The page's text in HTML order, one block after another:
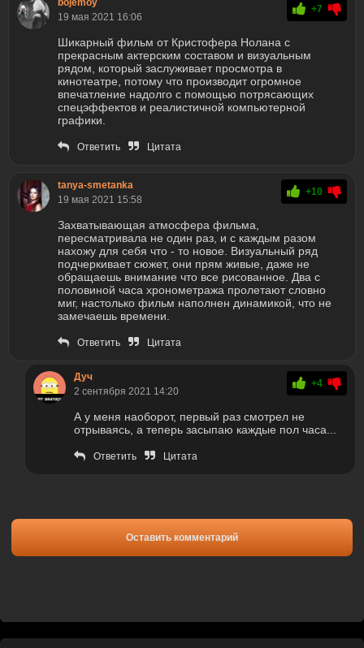
19 мая 2021 16:06
+7
Шикарный фильм от Кристофера Нолана с
прекрасным актерским составом и визуальным
рядом, который заслуживает просмотра в
кинотеатре, потому что производит огромное
впечатление надолго с помощью потрясающих
спецэффектов и реалистичной компьютерной
графики.
Ответить Цитата
tanya-smetanka
19 мая 2021 15:58
+10
Захватывающая атмосфера фильма,
пересматривала не один раз, и с каждым разом
нахожу для себя что - то новое. Визуальный ряд
подчеркивает сюжет, они прям живые, даже не
обращаешь внимание что все рисованное. Два с
половиной часа хронометража пролетают словно
миг, настолько фильм наполнен динамикой, что не
замечаешь времени.
Ответить Цитата
Дуч
2 сентября 2021 14:20
+4
А у меня наоборот, первый раз смотрел не
отрываясь, а теперь засыпаю каждые пол часа...
Ответить Цитата
Оставить комментарий